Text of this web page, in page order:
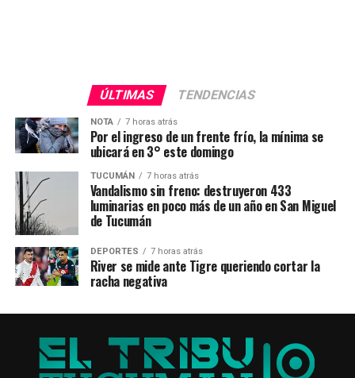
ÚLTIMAS TENDENCIAS
NOTA 7 horas atrás
Por el ingreso de un frente frío, la mínima se
ubicará en 3° este domingo
TUCUMÁN 7 horas atrás
Vandalismo sin freno: destruyeron 433
luminarias en poco más de un año en San Miguel
de Tucumán
DEPORTES 7 horas atrás
River se mide ante Tigre queriendo cortar la
racha negativa